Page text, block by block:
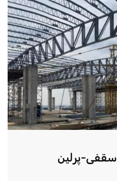
خرپا،پرلین،لاپه یا Z سقفی-پرلین